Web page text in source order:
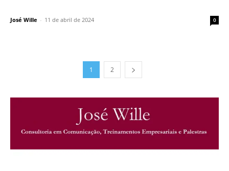
José Wille - 11 de abril de 2024 0
1 2